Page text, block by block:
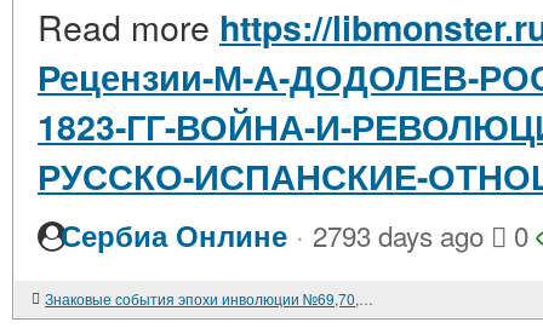
Read more https://
Рецензии-М-А-ДОДОЛЕВ-
1823-ГГ-ВОЙНА-И-
РУССКО-ИСПАНСКИЕ-
Сербиа Онлине · 2793 days ago 0
Знаковые события эпохи инволюции №69,70,71.